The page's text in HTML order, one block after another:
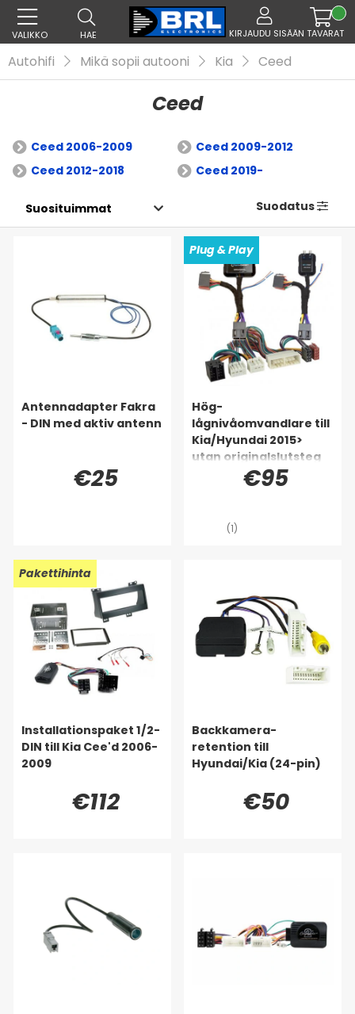
VALIKKO HAE KIRJAUDU SISÄÄN TAVARAT
Autohifi Mikä sopii autooni Kia Ceed
Ceed
Ceed 2006-2009
Ceed 2009-2012
Ceed 2012-2018
Ceed 2019-
Suodatus
Antennadapter Fakra
- DIN med aktiv antenn
€25
Plug & Play
Hög-
lågnivåomvandlare till
Kia/Hyundai 2015>
utan originalslutsteg
€95
(1)
Pakettihinta
Installationspaket 1/2-
DIN till Kia Cee'd 2006-
2009
€112
Backkamera-
retention till
Hyundai/Kia (24-pin)
€50